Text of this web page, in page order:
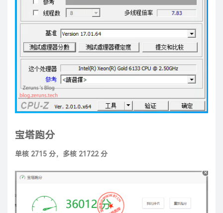
宝塔跑分
单核 2715 分，多核 21722 分